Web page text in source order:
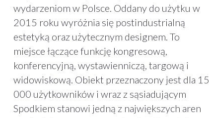
wydarzeniom w Polsce. Oddany do użytku w
2015 roku wyróżnia się postindustrialną
estetyką oraz użytecznym designem. To
miejsce łączące funkcję kongresową,
konferencyjną, wystawienniczą, targową i
widowiskową. Obiekt przeznaczony jest dla 15
000 użytkowników i wraz z sąsiadującym
Spodkiem stanowi jedną z największych aren